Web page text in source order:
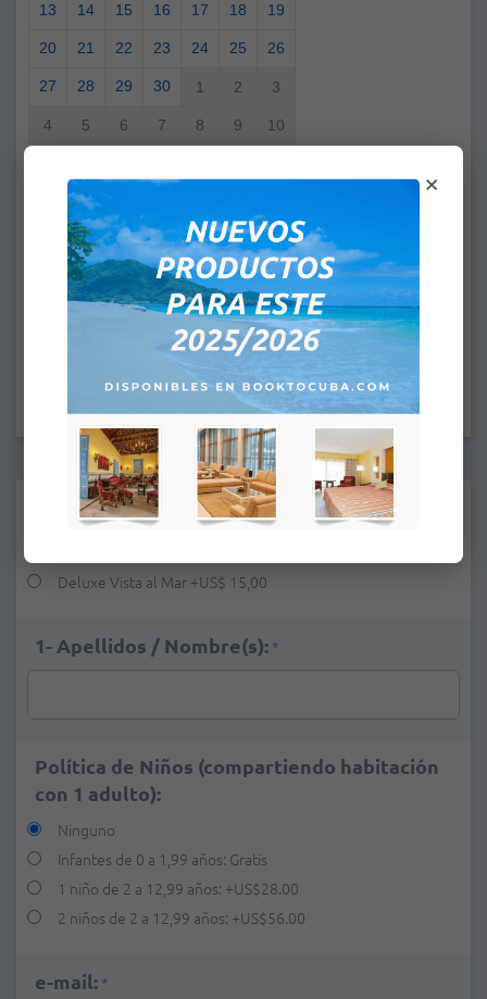
13 14 15 16 17 18 19
20 21 22 23 24 25 26
27 28 29 30 1 2 3
4 5 6 7 8 9 10
Desde:
A:
HORA DE LLEGADA: 4:00PM
HORA DE SALIDA: 12:00PM
Suplementos:
Deluxe Vista al Mar +US$ 15,00
1- Apellidos / Nombre(s): *
Política de Niños (compartiendo habitación
con 1 adulto):
Ninguno
Infantes de 0 a 1,99 años: Gratis
1 niño de 2 a 12,99 años: +US$28.00
2 niños de 2 a 12,99 años: +US$56.00
e-mail: *
×